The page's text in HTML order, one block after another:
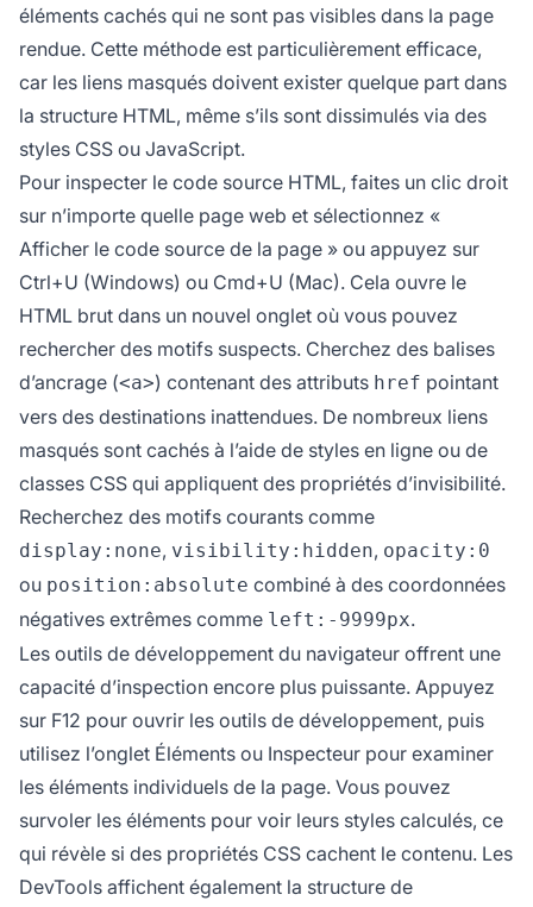
éléments cachés qui ne sont pas visibles dans la page
rendue. Cette méthode est particulièrement efficace,
car les liens masqués doivent exister quelque part dans
la structure HTML, même s’ils sont dissimulés via des
styles CSS ou JavaScript.
Pour inspecter le code source HTML, faites un clic droit
sur n’importe quelle page web et sélectionnez «
Afficher le code source de la page » ou appuyez sur
Ctrl+U (Windows) ou Cmd+U (Mac). Cela ouvre le
HTML brut dans un nouvel onglet où vous pouvez
rechercher des motifs suspects. Cherchez des balises
d’ancrage (<a>) contenant des attributs href pointant
vers des destinations inattendues. De nombreux liens
masqués sont cachés à l’aide de styles en ligne ou de
classes CSS qui appliquent des propriétés d’invisibilité.
Recherchez des motifs courants comme
display:none, visibility:hidden, opacity:0
ou position:absolute combiné à des coordonnées
négatives extrêmes comme left:-9999px.
Les outils de développement du navigateur offrent une
capacité d’inspection encore plus puissante. Appuyez
sur F12 pour ouvrir les outils de développement, puis
utilisez l’onglet Éléments ou Inspecteur pour examiner
les éléments individuels de la page. Vous pouvez
survoler les éléments pour voir leurs styles calculés, ce
qui révèle si des propriétés CSS cachent le contenu. Les
DevTools affichent également la structure de